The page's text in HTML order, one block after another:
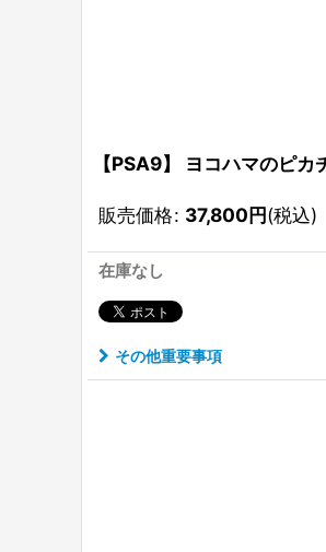
【PSA9】 ヨコハマのピ
販売価格: 37,800円(税込)
在庫なし
その他重要事項